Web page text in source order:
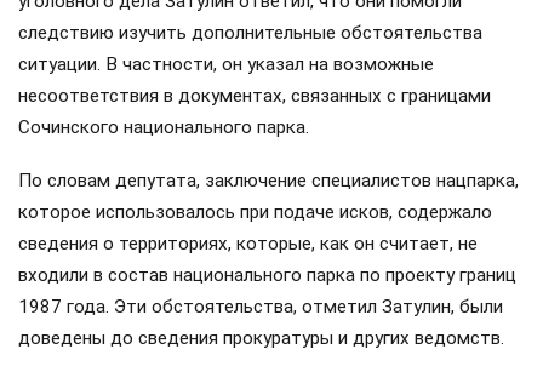
следствию изучить дополнительные обстоятельства
ситуации. В частности, он указал на возможные
несоответствия в документах, связанных с границами
Сочинского национального парка.
По словам депутата, заключение специалистов нацпарка,
которое использовалось при подаче исков, содержало
сведения о территориях, которые, как он считает, не
входили в состав национального парка по проекту границ
1987 года. Эти обстоятельства, отметил Затулин, были
доведены до сведения прокуратуры и других ведомств.